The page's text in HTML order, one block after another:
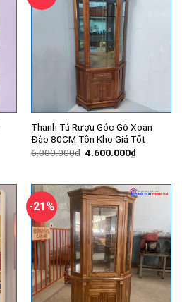
Thanh Tủ Rượu Góc Gỗ Xoan
Đào 80CM Tồn Kho Giá Tốt
6.000.000₫ Giá
4.600.000₫Giá
hiện
-21%